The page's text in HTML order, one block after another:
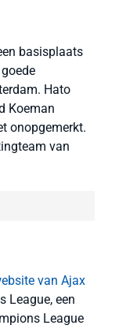
basisplaats
Hato
Koeman
onopgemerkt.
van
van Ajax
League, een
League